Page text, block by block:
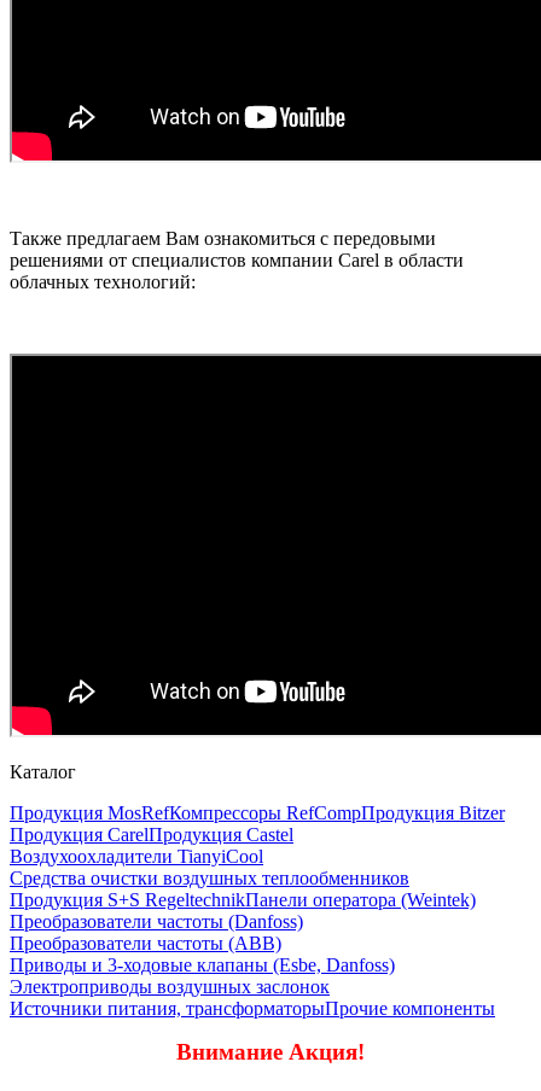
Также предлагаем Вам ознакомиться с передовыми
решениями от специалистов компании Carel в области
облачных технологий:
Каталог
Продукция MosRefКомпрессоры RefCompПродукция Bitzer
Продукция CarelПродукция Castel
Воздухоохладители TianyiCool
Средства очистки воздушных теплообменников
Продукция S+S RegeltechnikПанели оператора (Weintek)
Преобразователи частоты (Danfoss)
Преобразователи частоты (ABB)
Приводы и 3-ходовые клапаны (Esbe, Danfoss)
Электроприводы воздушных заслонок
Источники питания, трансформаторыПрочие компоненты
Внимание Акция!